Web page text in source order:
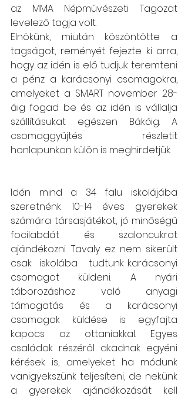
az MMA Népművészeti Tagozat
levelező tagja volt.
Elnökünk, miután köszöntötte a
tagságot, reményét fejezte ki arra,
hogy az idén is elő tudjuk teremteni
a pénz a karácsonyi csomagokra,
amelyeket a SMART november 28-
áig fogad be és az idén is vállalja
szállításukat egészen Bákóig. A
csomaggyűjtés részletit
honlapunkon külön is meghirdetjük.
Idén mind a 34 falu iskolájába
szeretnénk 10-14 éves gyerekek
számára társasjátékot, jó minőségű
focilabdát és szaloncukrot
ajándékozni. Tavaly ez nem sikerült
csak  iskolába   tudtunk karácsonyi
csomagot küldeni. A nyári
táborozáshoz való anyagi
támogatás és a karácsonyi
csomagok küldése is egyfajta
kapocs az ottaniakkal. Egyes
családok részéről akadnak egyéni
kérések is, amelyeket ha módunk
vanigyekszünk teljesíteni, de nekünk
a gyerekek ajándékozását kell